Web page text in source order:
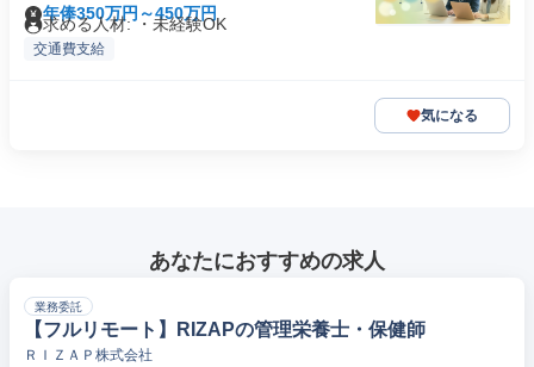
年俸350万円～450万円
求める人材: ・未経験OK
交通費支給
気になる
あなたにおすすめの求人
業務委託
【フルリモート】RIZAPの管理栄養士・保健師
ＲＩＺＡＰ株式会社